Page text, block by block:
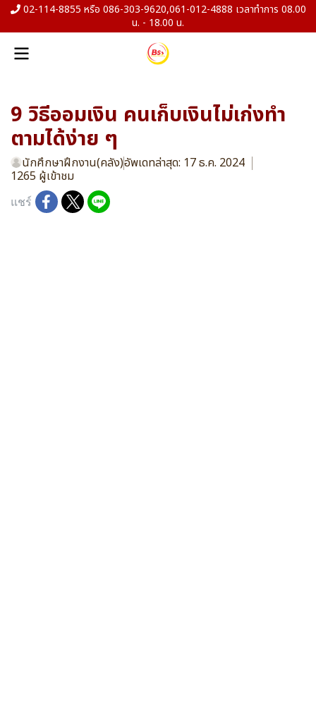
02-114-8855 หรือ 086-303-9620,061-012-4888 เวลาทำการ 08.00
น. - 18.00 น.
9 วิธีออมเงิน คนเก็บเงินไม่เก่งทำ
ตามได้ง่าย ๆ
นักศึกษาฝึกงาน(คลัง)อัพเดทล่าสุด: 17 ธ.ค. 2024
1265 ผู้เข้าชม
แชร์